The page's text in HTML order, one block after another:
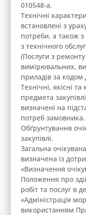
010548-a.
Технічні
встановлені з
потреби, а також з
з технічного
(Послуги з ремонту
вимірювальних,
приладів за
Технічні, якісні
предмета
визначені на
потреб замовника.
Обґрунтування
закупівлі.
Загальна
визначена із
«Визначення
Положення про
робіт та послуг в
«Адміністрація
використанням